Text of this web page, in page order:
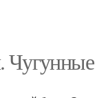
Чугунные